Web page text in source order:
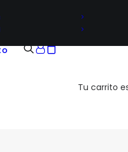
Tu carrito